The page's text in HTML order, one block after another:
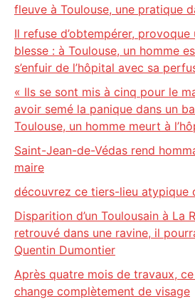
fleuve à Toulouse, une pratique
Il refuse d’obtempérer,
blesse : à Toulouse, un homme
s’enfuir de l’hôpital avec sa
« Ils se sont mis à cinq pour le
avoir semé la panique dans un
Toulouse, un homme meurt à
Saint-Jean-de-Védas rend
maire
découvrez ce tiers-lieu atypique
Disparition d’un Toulousain à La
retrouvé dans une ravine, il
Quentin Dumontier
Après quatre mois de travaux,
change complètement de visage